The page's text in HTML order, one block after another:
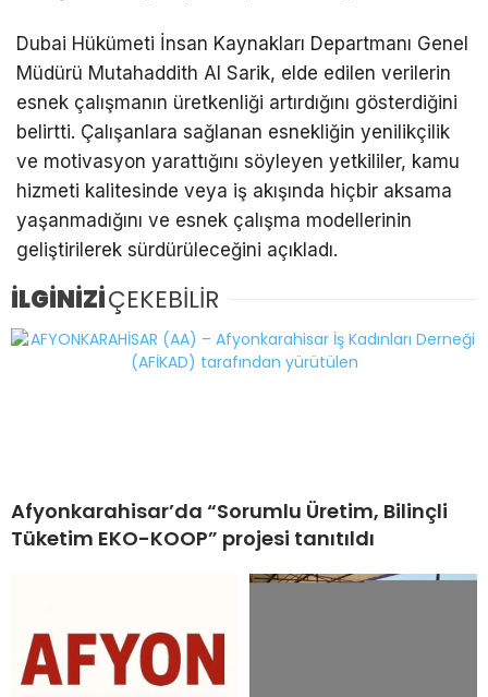
Dubai Hükümeti İnsan Kaynakları Departmanı Genel
Müdürü Mutahaddith Al Sarik, elde edilen verilerin
esnek çalışmanın üretkenliği artırdığını gösterdiğini
belirtti. Çalışanlara sağlanan esnekliğin yenilikçilik
ve motivasyon yarattığını söyleyen yetkililer, kamu
hizmeti kalitesinde veya iş akışında hiçbir aksama
yaşanmadığını ve esnek çalışma modellerinin
geliştirilerek sürdürüleceğini açıkladı.
İLGİNİZİÇEKEBİLİR
Afyonkarahisar’da “Sorumlu Üretim, Bilinçli
Tüketim EKO-KOOP” projesi tanıtıldı